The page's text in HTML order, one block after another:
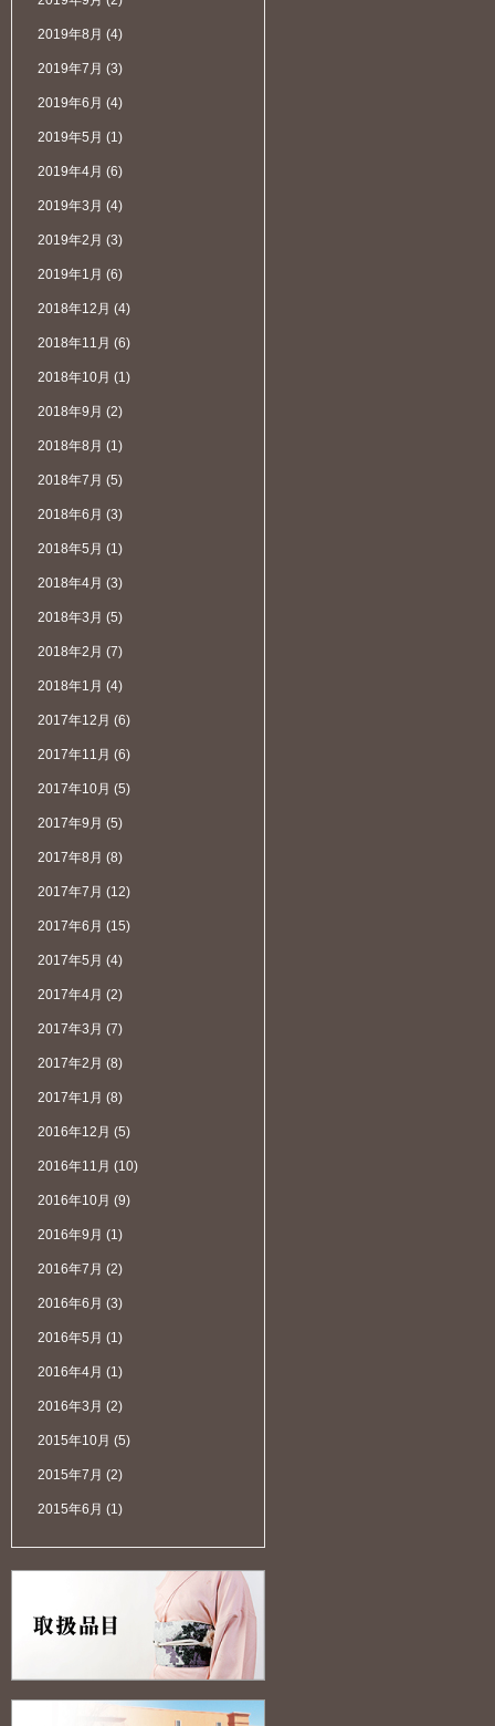
2019年8月 (4)
2019年7月 (3)
2019年6月 (4)
2019年5月 (1)
2019年4月 (6)
2019年3月 (4)
2019年2月 (3)
2019年1月 (6)
2018年12月 (4)
2018年11月 (6)
2018年10月 (1)
2018年9月 (2)
2018年8月 (1)
2018年7月 (5)
2018年6月 (3)
2018年5月 (1)
2018年4月 (3)
2018年3月 (5)
2018年2月 (7)
2018年1月 (4)
2017年12月 (6)
2017年11月 (6)
2017年10月 (5)
2017年9月 (5)
2017年8月 (8)
2017年7月 (12)
2017年6月 (15)
2017年5月 (4)
2017年4月 (2)
2017年3月 (7)
2017年2月 (8)
2017年1月 (8)
2016年12月 (5)
2016年11月 (10)
2016年10月 (9)
2016年9月 (1)
2016年7月 (2)
2016年6月 (3)
2016年5月 (1)
2016年4月 (1)
2016年3月 (2)
2015年10月 (5)
2015年7月 (2)
2015年6月 (1)